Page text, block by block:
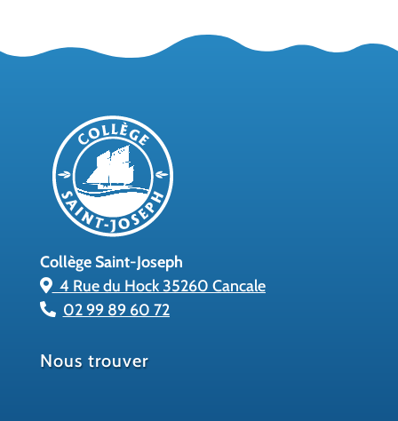
Collège Saint-Joseph
4 Rue du Hock 35260 Cancale
02 99 89 60 72
Nous trouver